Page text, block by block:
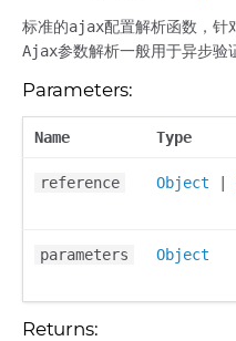
标准的ajax配置解析函数，针
Ajax参数解析一般用于异步验
Parameters:
Name Type
reference Object
parameters Object
Returns: